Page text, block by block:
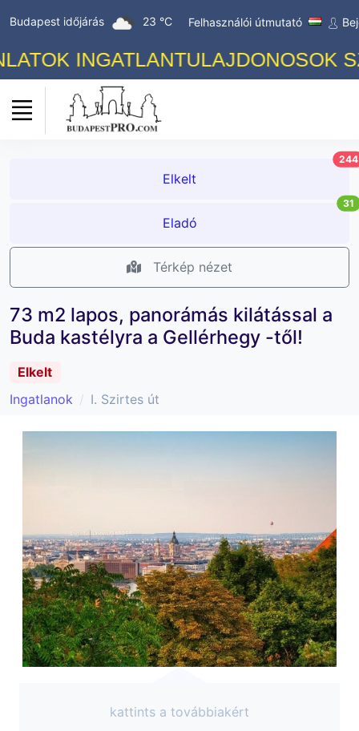
Budapest időjárás 23 °C Felhasználói útmutató
INGATLANTULAJDONOSOK
Elkelt
244
Eladó
31
Térkép nézet
73 m2 lapos, panorámás kilátással a
Buda kastélyra a Gellérhegy -től!
Elkelt
Ingatlanok
I. Szirtes út
kattints a továbbiakért